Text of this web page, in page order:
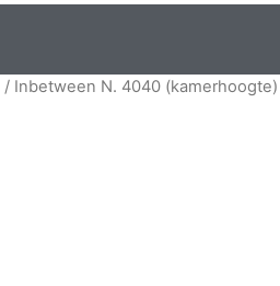
/ Inbetween N. 4040 (kamerhoogte)